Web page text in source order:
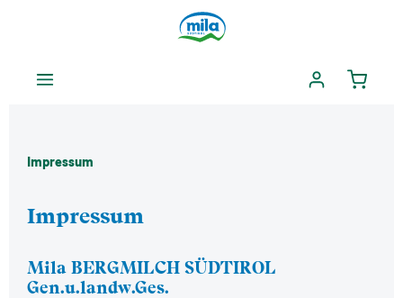
Impressum
Impressum
Mila BERGMILCH SÜDTIROL
Gen.u.landw.Ges.